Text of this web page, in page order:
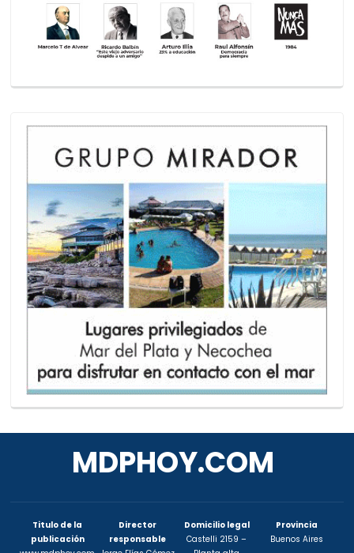
MDPHOY.COM
Titulo de la
publicación
Director
responsable
Domicilio legal
Castelli 2159 –
Provincia
Buenos Aires